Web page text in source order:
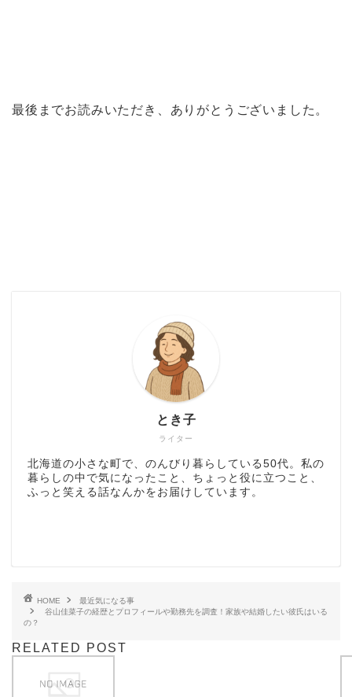
最後までお読みいただき、ありがとうございました。
ライター
とき子
北海道の小さな町で、のんびり暮らしている50代。私の
暮らしの中で気になったこと、ちょっと役に立つこと、
ふっと笑える話なんかをお届けしています。
HOME
最近気になる事
谷山佳菜子の経歴とプロフィールや勤務先を調査！家族や結婚したい彼氏はいる
の？
RELATED POST